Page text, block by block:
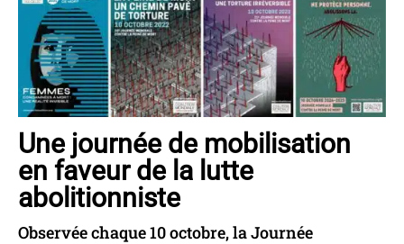
Une journée de mobilisation
en faveur de la lutte
abolitionniste
Observée chaque 10 octobre, la Journée